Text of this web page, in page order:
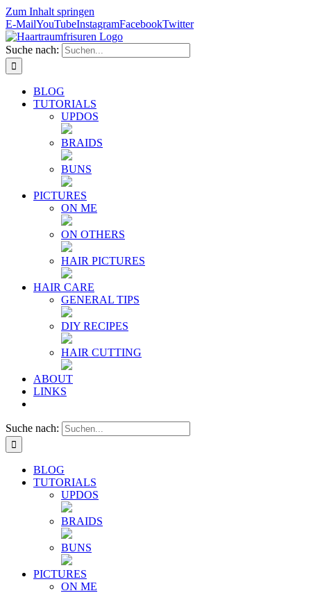
Zum Inhalt springen
E-MailYouTubeInstagramFacebookTwitter
Suche nach:
BLOG
TUTORIALS
UPDOS
BRAIDS
BUNS
PICTURES
ON ME
ON OTHERS
HAIR PICTURES
HAIR CARE
GENERAL TIPS
DIY RECIPES
HAIR CUTTING
ABOUT
LINKS
Suche nach:
BLOG
TUTORIALS
UPDOS
BRAIDS
BUNS
PICTURES
ON ME